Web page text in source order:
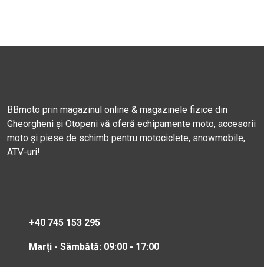
BBmoto prin magazinul online & magazinele fizice din
Gheorgheni și Otopeni vă oferă echipamente moto, accesorii
moto și piese de schimb pentru motociclete, snowmobile,
ATV-uri!
+40 745 153 295
Marți - Sâmbătă: 09:00 - 17:00